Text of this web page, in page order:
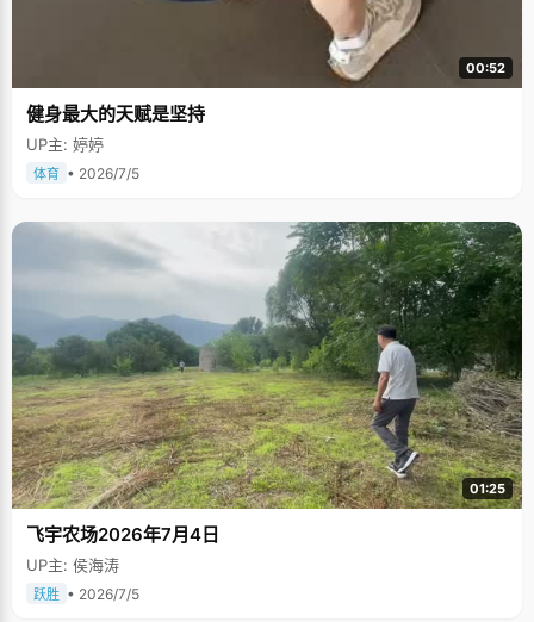
00:52
健身最大的天赋是坚持
UP主: 婷婷
体育 • 2026/7/5
01:25
飞宇农场2026年7月4日
UP主: 侯海涛
跃胜 • 2026/7/5